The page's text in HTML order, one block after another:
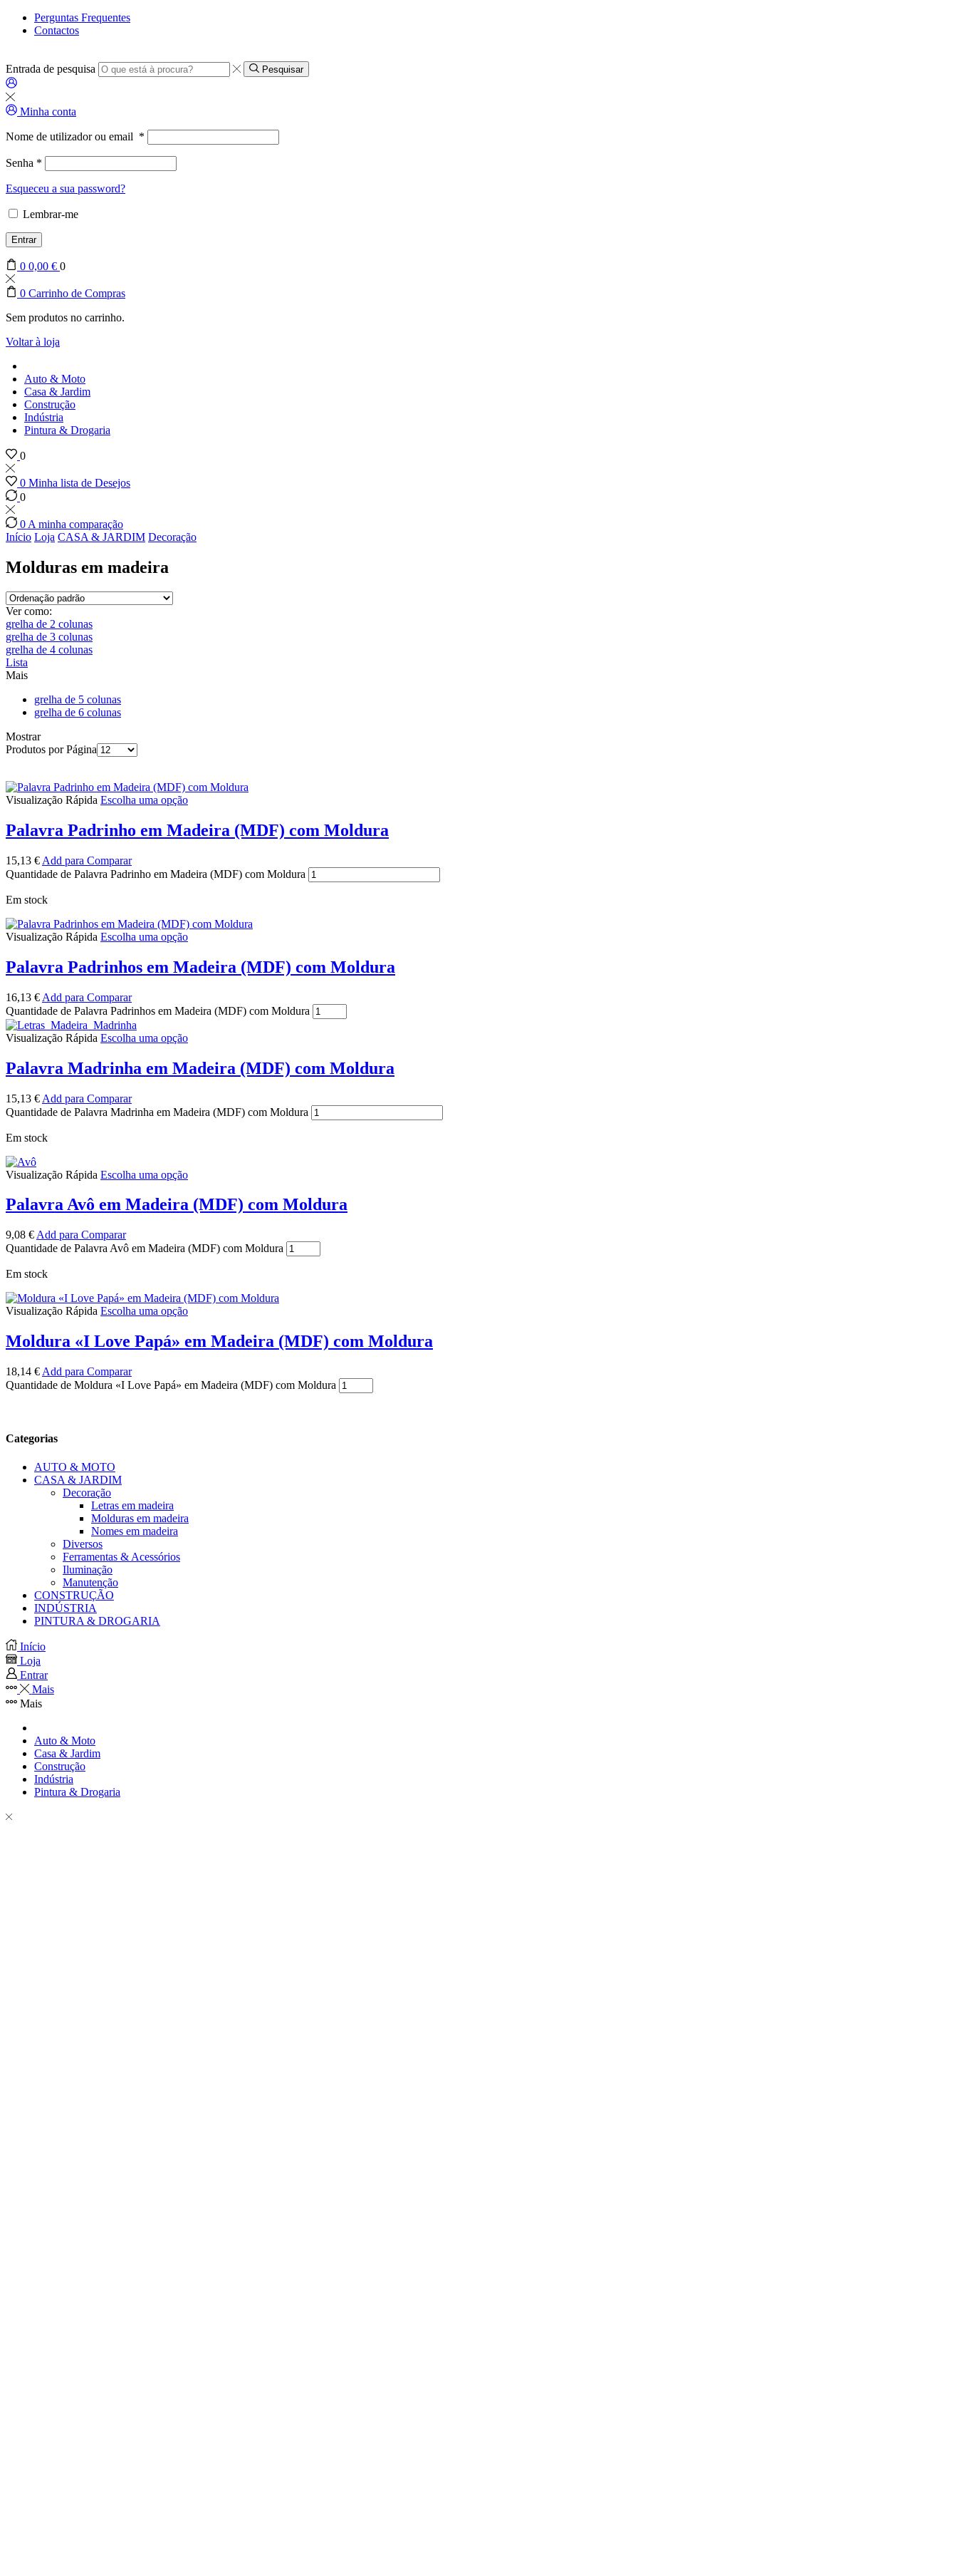
Perguntas Frequentes
Contactos
Entrada de pesquisa Pesquisar
Minha conta
Nome de utilizador ou email *
Senha *
Esqueceu a sua password?
Lembrar-me
Entrar
0 0,00 € 0
0 Carrinho de Compras
Sem produtos no carrinho.
Voltar à loja
Auto & Moto
Casa & Jardim
Construção
Indústria
Pintura & Drogaria
0
0 Minha lista de Desejos
0
0 A minha comparação
Início Loja CASA & JARDIM Decoração
Molduras em madeira
Ver como:
grelha de 2 colunas
grelha de 3 colunas
grelha de 4 colunas
Lista
Mais
grelha de 5 colunas
grelha de 6 colunas
Mostrar
Produtos por Página
Visualização Rápida Escolha uma opção
Palavra Padrinho em Madeira (MDF) com Moldura
15,13 € Add para Comparar
Quantidade de Palavra Padrinho em Madeira (MDF) com Moldura
Em stock
Visualização Rápida Escolha uma opção
Palavra Padrinhos em Madeira (MDF) com Moldura
16,13 € Add para Comparar
Quantidade de Palavra Padrinhos em Madeira (MDF) com Moldura
Visualização Rápida Escolha uma opção
Palavra Madrinha em Madeira (MDF) com Moldura
15,13 € Add para Comparar
Quantidade de Palavra Madrinha em Madeira (MDF) com Moldura
Em stock
Visualização Rápida Escolha uma opção
Palavra Avô em Madeira (MDF) com Moldura
9,08 € Add para Comparar
Quantidade de Palavra Avô em Madeira (MDF) com Moldura
Em stock
Visualização Rápida Escolha uma opção
Moldura «I Love Papá» em Madeira (MDF) com Moldura
18,14 € Add para Comparar
Quantidade de Moldura «I Love Papá» em Madeira (MDF) com Moldura
Categorias
AUTO & MOTO
CASA & JARDIM
Decoração
Letras em madeira
Molduras em madeira
Nomes em madeira
Diversos
Ferramentas & Acessórios
Iluminação
Manutenção
CONSTRUÇÃO
INDÚSTRIA
PINTURA & DROGARIA
Início
Loja
Entrar
Mais
Mais
Auto & Moto
Casa & Jardim
Construção
Indústria
Pintura & Drogaria